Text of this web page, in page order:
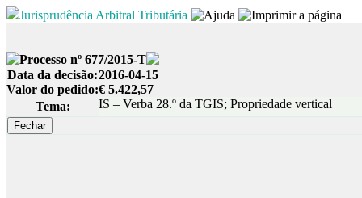
Jurisprudência Arbitral Tributária
Processo nº 677/2015-T
Data da decisão:2016-04-15
Valor do pedido:€ 5.422,57
Tema:
IS – Verba 28.º da TGIS; Propriedade vertical